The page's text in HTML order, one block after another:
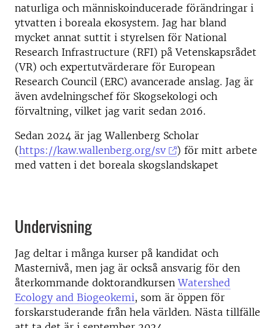
naturliga och människoinducerade förändringar i
ytvatten i boreala ekosystem. Jag har bland
mycket annat suttit i styrelsen för National
Research Infrastructure (RFI) på Vetenskapsrådet
(VR) och expertutvärderare för European
Research Council (ERC) avancerade anslag. Jag är
även avdelningschef för Skogsekologi och
förvaltning, vilket jag varit sedan 2016.
Sedan 2024 är jag Wallenberg Scholar
(https://kaw.wallenberg.org/sv
) för mitt arbete
med vatten i det boreala skogslandskapet
Undervisning
Jag deltar i många kurser på kandidat och
Masternivå, men jag är också ansvarig för den
återkommande doktorandkursenWatershed
Ecology and Biogeokemi, som är öppen för
forskarstuderande från hela världen. Nästa tillfälle